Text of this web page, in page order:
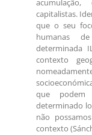
capitalistas.
que o seu
humanas
determinada
contexto
que podem
determinado
não
contexto